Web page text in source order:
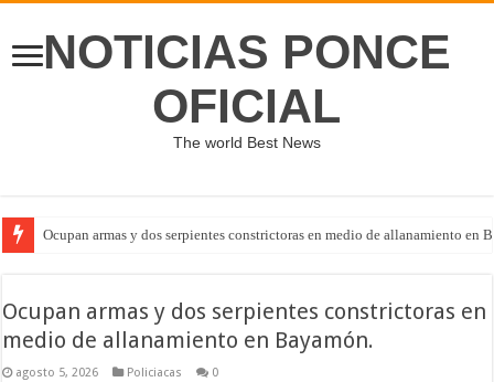
NOTICIAS PONCE
OFICIAL
The world Best News
Ocupan armas y dos serpientes constrictoras en medio de allanamiento en
Ocupan armas y dos serpientes constrictoras en
medio de allanamiento en Bayamón.
agosto 5, 2026 Policiacas 0